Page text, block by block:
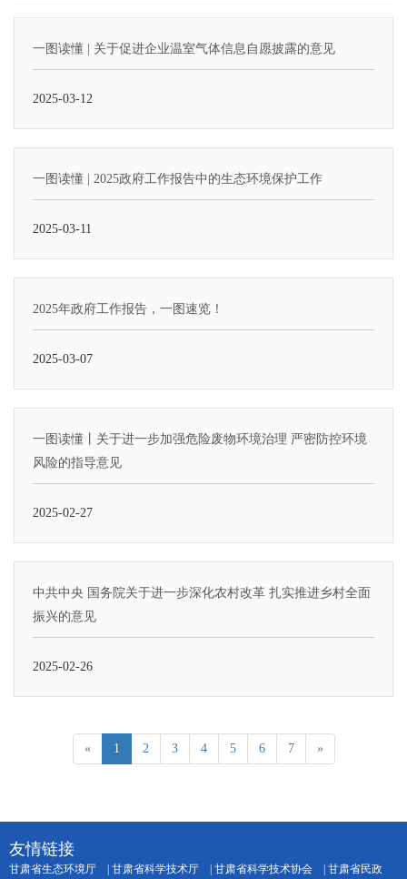
一图读懂 | 关于促进企业温室气体信息自愿披露的意见
2025-03-12
一图读懂 | 2025政府工作报告中的生态环境保护工作
2025-03-11
2025年政府工作报告，一图速览！
2025-03-07
一图读懂丨关于进一步加强危险废物环境治理 严密防控环境
风险的指导意见
2025-02-27
中共中央 国务院关于进一步深化农村改革 扎实推进乡村全面
振兴的意见
2025-02-26
« 1 2 3 4 5 6 7 »
友情链接
甘肃省生态环境厅 甘肃省科学技术厅 甘肃省科学技术协会 甘肃省民政